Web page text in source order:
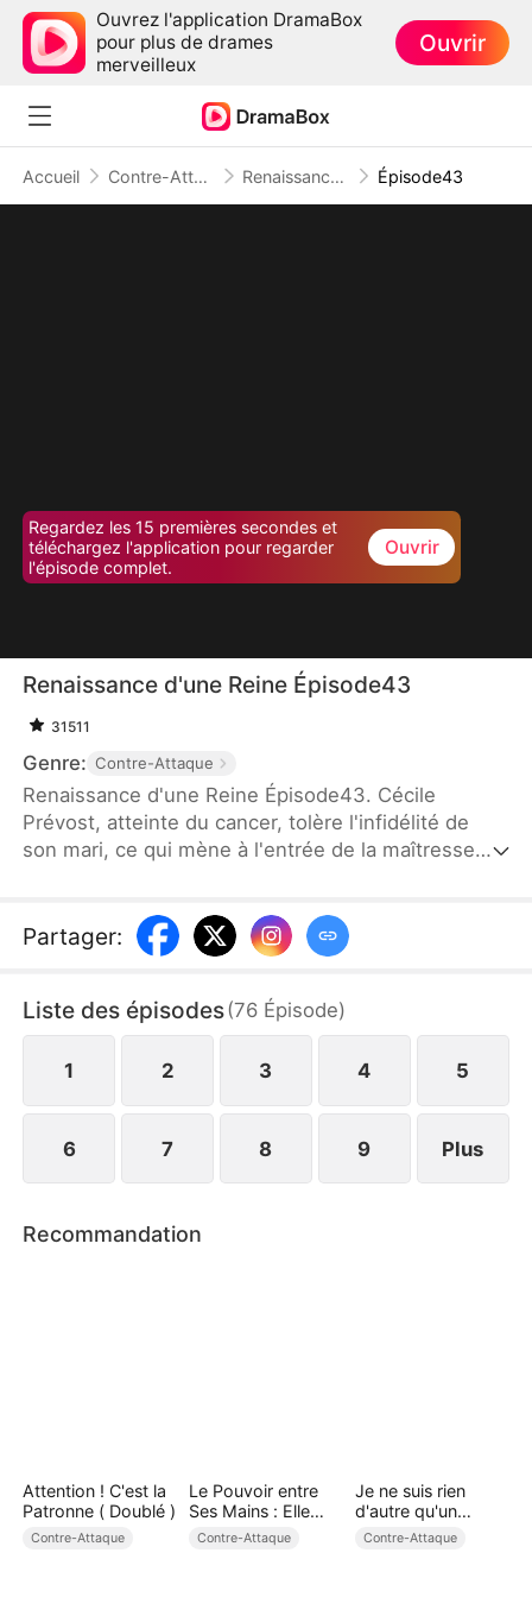
Ouvrez l'application DramaBox
pour plus de drames
merveilleux
Ouvrir
Accueil Contre-Attaque Renaissance d'une Reine Épisode43
Regardez les 15 premières secondes et
téléchargez l'application pour regarder
l'épisode complet.
Ouvrir
Renaissance d'une Reine Épisode43
31511
Genre: Contre-Attaque
Renaissance d'une Reine Épisode43. Cécile
Prévost, atteinte du cancer, tolère l'infidélité de
son mari, ce qui mène à l'entrée de la maîtresse
nouvelle vie, elle combat la maîtresse, affronte son
mari et se concentre sur sa carrière, surmontant
chapitre de sa vie.
Partager:
Liste des épisodes(76 Épisode)
1 2 3 4 5
6 7 8 9 Plus
Recommandation
Attention ! C'est la
Patronne ( Doublé )
Contre-Attaque
Le Pouvoir entre
Ses Mains : Elle
Commande, Elle
Contre-Attaque
Je ne suis rien
d'autre qu'un
mortel ( Doublé )
Contre-Attaque